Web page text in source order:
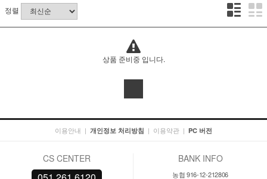
정렬
상품 준비중 입니다.
이용안내 | 개인정보 처리방침 | 이용약관 | PC 버전
CS CENTER BANK INFO
농협 916-12-212806